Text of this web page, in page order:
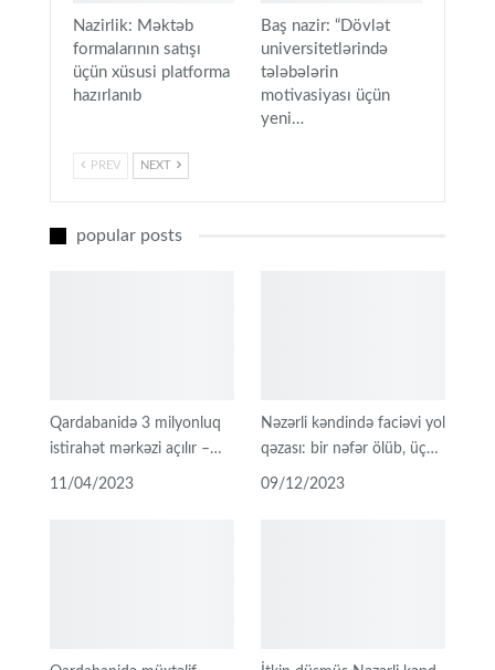
Nazirlik: Məktəb
formalarının satışı
üçün xüsusi platforma
hazırlanıb
Baş nazir: “Dövlət
universitetlərində
tələbələrin
motivasiyası üçün
yeni…
PREV NEXT
popular posts
Qardabanidə 3 milyonluq
istirahət mərkəzi açılır –…
11/04/2023
Nəzərli kəndində faciəvi yol
qəzası: bir nəfər ölüb, üç…
09/12/2023